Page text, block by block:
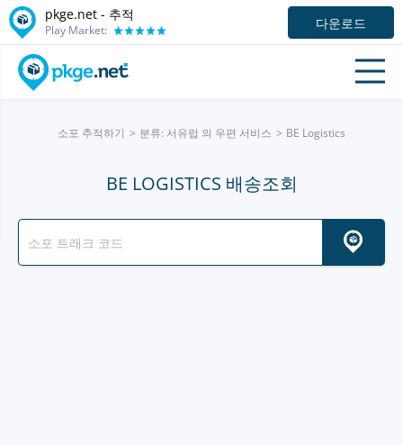
pkge.net - 추적
Play Market: 다운로드
소포 추적하기 분류: 서유럽 의 우편 서비스 BE Logistics
BE LOGISTICS 배송조회